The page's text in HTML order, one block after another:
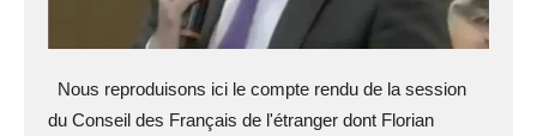
Nous reproduisons ici le compte rendu de la session
du Conseil des Français de l'étranger dont Florian